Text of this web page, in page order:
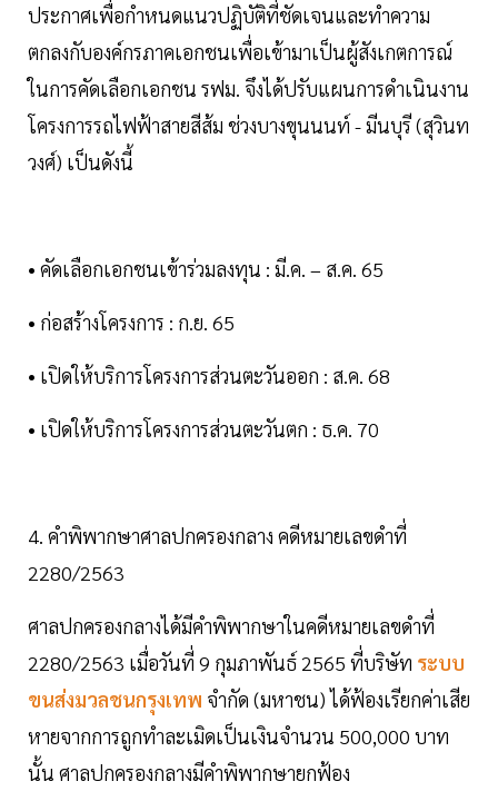
ประกาศเพื่อกำหนดแนวปฏิบัติที่ชัดเจนและทำความ
ตกลงกับองค์กรภาคเอกชนเพื่อเข้ามาเป็นผู้สังเกตการณ์
ในการคัดเลือกเอกชน รฟม. จึงได้ปรับแผนการดำเนินงาน
โครงการรถไฟฟ้าสายสีส้ม ช่วงบางขุนนนท์ - มีนบุรี (สุวินท
วงศ์) เป็นดังนี้
• คัดเลือกเอกชนเข้าร่วมลงทุน : มี.ค. – ส.ค. 65
• ก่อสร้างโครงการ : ก.ย. 65
• เปิดให้บริการโครงการส่วนตะวันออก : ส.ค. 68
• เปิดให้บริการโครงการส่วนตะวันตก : ธ.ค. 70
4. คำพิพากษาศาลปกครองกลาง คดีหมายเลขดำที่
2280/2563
ศาลปกครองกลางได้มีคำพิพากษาในคดีหมายเลขดำที่
2280/2563 เมื่อวันที่ 9 กุมภาพันธ์ 2565 ที่บริษัท ระบบ
ขนส่งมวลชนกรุงเทพ จำกัด (มหาชน) ได้ฟ้องเรียกค่าเสีย
หายจากการถูกทำละเมิดเป็นเงินจำนวน 500,000 บาท
นั้น ศาลปกครองกลางมีคำพิพากษายกฟ้อง